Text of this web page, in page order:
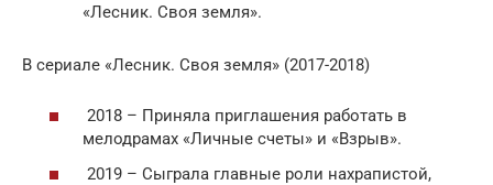
«Лесник. Своя земля».
В сериале «Лесник. Своя земля» (2017-2018)
2018 – Приняла приглашения работать в
мелодрамах «Личные счеты» и «Взрыв».
2019 – Сыграла главные роли нахрапистой,